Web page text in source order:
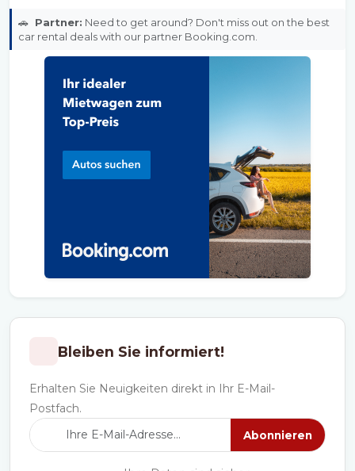
🚗 Partner: Need to get around? Don't miss out on the best
car rental deals with our partner Booking.com.
Bleiben Sie informiert!
Erhalten Sie Neuigkeiten direkt in Ihr E-Mail-
Postfach.
Abonnieren